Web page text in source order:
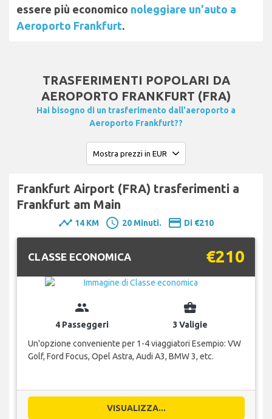
essere più economico noleggiare un'auto a
Aeroporto Frankfurt.
TRASFERIMENTI POPOLARI DA
AEROPORTO FRANKFURT (FRA)
Hai bisogno di un trasferimento dall'aeroporto a
Aeroporto Frankfurt??
Frankfurt Airport (FRA) trasferimenti a
Frankfurt am Main
timeline 14 KM schedule 20 Minuti. payment Di €210
CLASSE ECONOMICA €210
group
4 Passeggeri
business_center
3 Valigie
Un'opzione conveniente per 1-4 viaggiatori Esempio: VW
Golf, Ford Focus, Opel Astra, Audi A3, BMW 3, etc.
VISUALIZZA...